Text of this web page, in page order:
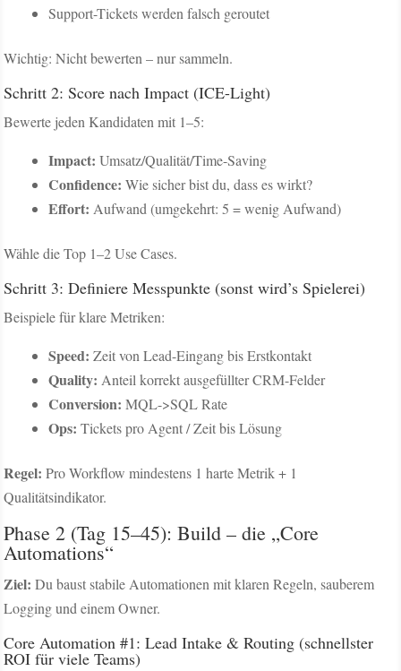
Support-Tickets werden falsch geroutet
Wichtig: Nicht bewerten – nur sammeln.
Schritt 2: Score nach Impact (ICE-Light)
Bewerte jeden Kandidaten mit 1–5:
Impact: Umsatz/Qualität/Time-Saving
Confidence: Wie sicher bist du, dass es wirkt?
Effort: Aufwand (umgekehrt: 5 = wenig Aufwand)
Wähle die Top 1–2 Use Cases.
Schritt 3: Definiere Messpunkte (sonst wird’s Spielerei)
Beispiele für klare Metriken:
Speed: Zeit von Lead-Eingang bis Erstkontakt
Quality: Anteil korrekt ausgefüllter CRM-Felder
Conversion: MQL->SQL Rate
Ops: Tickets pro Agent / Zeit bis Lösung
Regel: Pro Workflow mindestens 1 harte Metrik + 1
Qualitätsindikator.
Phase 2 (Tag 15–45): Build – die „Core
Automations“
Ziel: Du baust stabile Automationen mit klaren Regeln, sauberem
Logging und einem Owner.
Core Automation #1: Lead Intake & Routing (schnellster
ROI für viele Teams)